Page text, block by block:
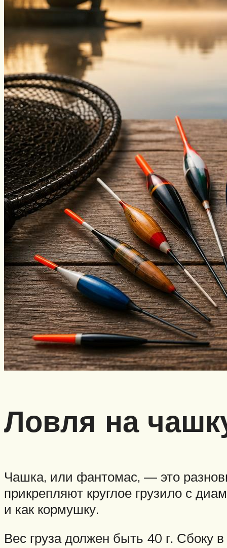
Ловля на
Чашка, или фантомас, — это
прикрепляют круглое грузило с
и как кормушку.
Вес груза должен быть 40 г. Сбоку